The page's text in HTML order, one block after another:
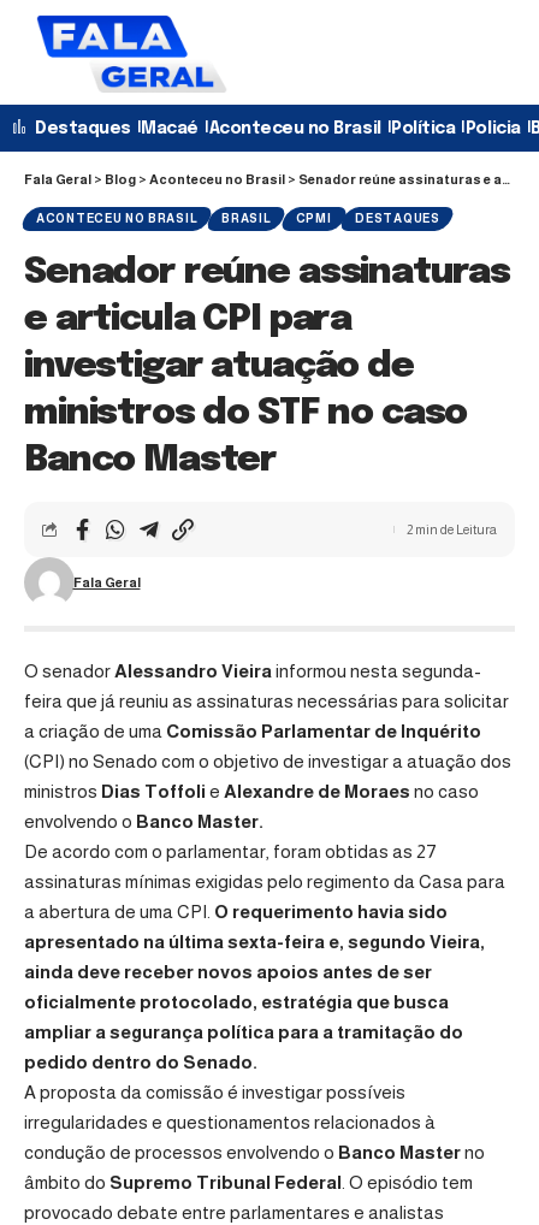
Destaques Macaé Aconteceu no Brasil Política Policia
Fala Geral > Blog > Aconteceu no Brasil > Senador reúne assinaturas e articula CPI para investigar atuação de ministros do STF no caso Banco Master
ACONTECEU NO BRASIL BRASIL CPMI DESTAQUES
Senador reúne assinaturas
e articula CPI para
investigar atuação de
ministros do STF no caso
Banco Master
Fala Geral
2 min de Leitura
O senador Alessandro Vieira informou nesta segunda-
feira que já reuniu as assinaturas necessárias para solicitar
a criação de uma Comissão Parlamentar de Inquérito
(CPI) no Senado com o objetivo de investigar a atuação dos
ministros Dias Toffoli e Alexandre de Moraes no caso
envolvendo o Banco Master.
De acordo com o parlamentar, foram obtidas as 27
assinaturas mínimas exigidas pelo regimento da Casa para
a abertura de uma CPI. O requerimento havia sido
apresentado na última sexta-feira e, segundo Vieira,
ainda deve receber novos apoios antes de ser
oficialmente protocolado, estratégia que busca
ampliar a segurança política para a tramitação do
pedido dentro do Senado.
A proposta da comissão é investigar possíveis
irregularidades e questionamentos relacionados à
condução de processos envolvendo o Banco Masterno
âmbito do Supremo Tribunal Federal . O episódio tem
provocado debate entre parlamentares e analistas